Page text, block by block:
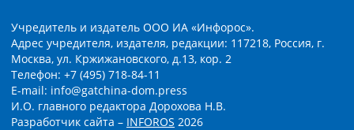
Учредитель и издатель ООО ИА «Инфорос».
Адрес учредителя, издателя, редакции: 117218, Россия, г.
Москва, ул. Кржижановского, д.13, кор. 2
Телефон: +7 (495) 718-84-11
E-mail: info@gatchina-dom.press
И.О. главного редактора Дорохова Н.В.
Разработчик сайта – INFOROS 2026